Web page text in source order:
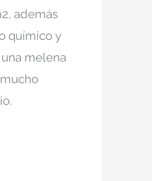
además
químico y
melena